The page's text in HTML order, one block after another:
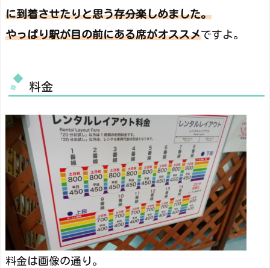
に到着させたりと思う存分楽しめました。
やっぱり駅が目の前にある席がオススメですよ。
料金
料金は画像の通り。